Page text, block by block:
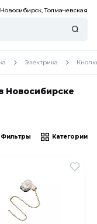
Новосибирск, Толмачевская
Электрика
Новосибирске
Фильтры Категории